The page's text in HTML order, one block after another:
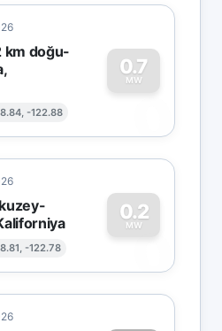
km doğu-
-122.88
0.7
MW
0
-122.78
0.2
MW
0